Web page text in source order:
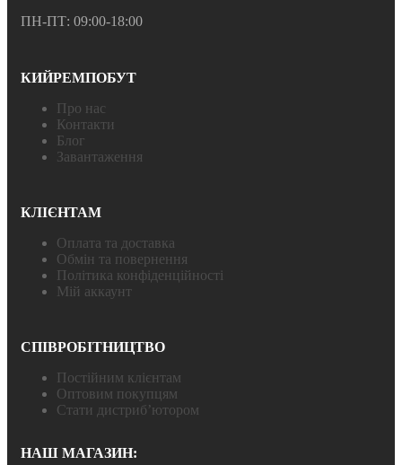
ПН-ПТ: 09:00-18:00
КИЙРЕМПОБУТ
Про нас
Контакти
Блог
Завантаження
КЛІЄНТАМ
Оплата та доставка
Обмін та повернення
Політика конфіденційності
Мій аккаунт
СПІВРОБІТНИЦТВО
Постійним клієнтам
Оптовим покупцям
Стати дистриб’ютором
НАШ МАГАЗИН: